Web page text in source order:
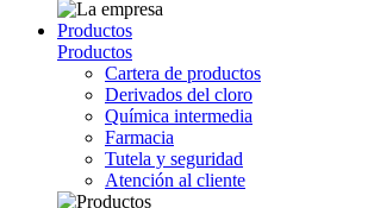
Productos
Productos
Cartera de productos
Derivados del cloro
Química intermedia
Farmacia
Tutela y seguridad
Atención al cliente